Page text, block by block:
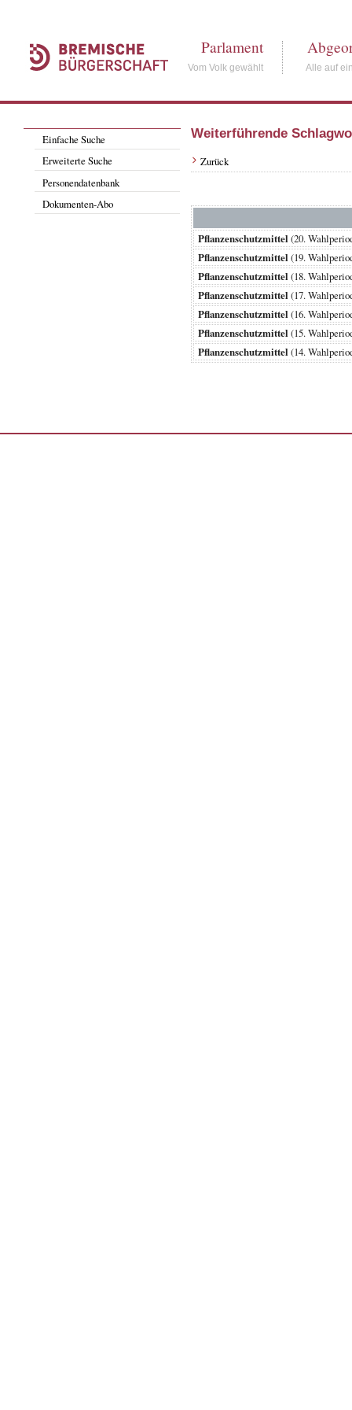
Parlament
Vom Volk gewählt Alle auf
Einfache Suche
Erweiterte Suche
Personendatenbank
Dokumenten-Abo
Weiterführende
Zurück
Pflanzenschutzmittel (20.
Pflanzenschutzmittel (19.
Pflanzenschutzmittel (18.
Pflanzenschutzmittel (17.
Pflanzenschutzmittel (16.
Pflanzenschutzmittel (15.
Pflanzenschutzmittel (14.